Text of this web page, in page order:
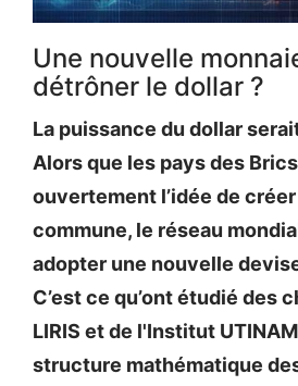
Une nouvelle
détrôner le dollar ?
La puissance du dollar
Alors que les pays des
ouvertement l’idée de
commune, le réseau
adopter une nouvelle
C’est ce qu’ont étudié des
LIRIS et de l'Institut
structure mathématique